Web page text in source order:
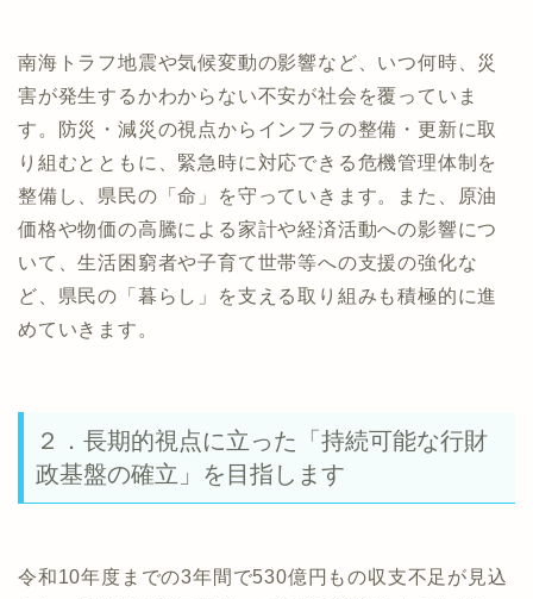
南海トラフ地震や気候変動の影響など、いつ何時、災
害が発生するかわからない不安が社会を覆っていま
す。防災・減災の視点からインフラの整備・更新に取
り組むとともに、緊急時に対応できる危機管理体制を
整備し、県民の「命」を守っていきます。また、原油
価格や物価の高騰による家計や経済活動への影響につ
いて、生活困窮者や子育て世帯等への支援の強化な
ど、県民の「暮らし」を支える取り組みも積極的に進
めていきます。
２．長期的視点に立った「持続可能な行財
政基盤の確立」を目指します
令和10年度までの3年間で530億円もの収支不足が見込